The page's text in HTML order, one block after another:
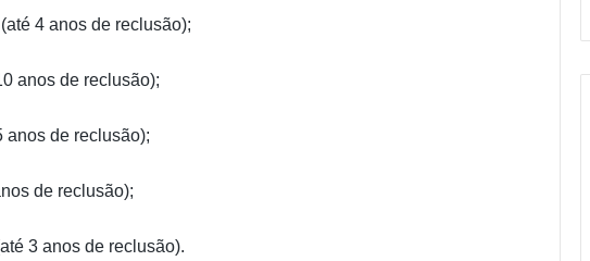
4 anos de reclusão);
anos de reclusão);
anos de reclusão);
de reclusão);
3 anos de reclusão).